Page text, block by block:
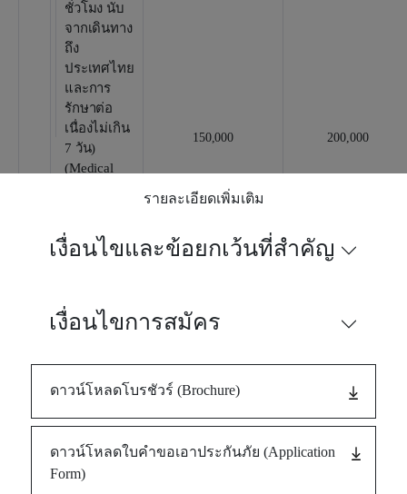
ชั่วโมง นับ
จากเดินทาง
ถึง
ประเทศไทย
และการ
รักษาต่อ
เนื่องไม่เกิน
7 วัน)
(Medical
within 24
Thailand and
follow-up
upto 7
days))
150,000 200,000
3.
ผลประโยชน์การเสียชีวิต สูญเสียอวัยวะ สูญเสียสายตา หรือ
of life, dismemberment, loss of sight or total permanent
สำหรับผู้เอา
รายละเอียดเพิ่มเติม
เงื่อนไขและข้อยกเว้นที่สำคัญ
เงื่อนไขการสมัคร
ดาวน์โหลดโบรชัวร์ (Brochure)
ดาวน์โหลดใบคำขอเอาประกันภัย (Application
Form)